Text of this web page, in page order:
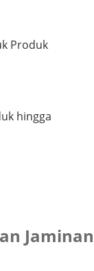
Produk
hingga
Jaminan